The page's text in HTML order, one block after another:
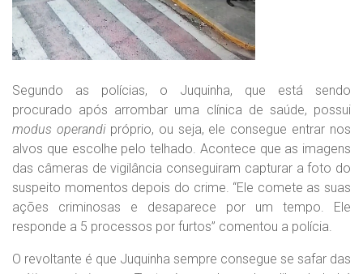
Segundo as polícias, o Juquinha, que está sendo
procurado após arrombar uma clínica de saúde, possui
modus operandipróprio, ou seja, ele consegue entrar nos
alvos que escolhe pelo telhado. Acontece que as imagens
das câmeras de vigilância conseguiram capturar a foto do
suspeito momentos depois do crime. “Ele comete as suas
ações criminosas e desaparece por um tempo. Ele
responde a 5 processos por furtos” comentou a polícia.
O revoltante é que Juquinha sempre consegue se safar das